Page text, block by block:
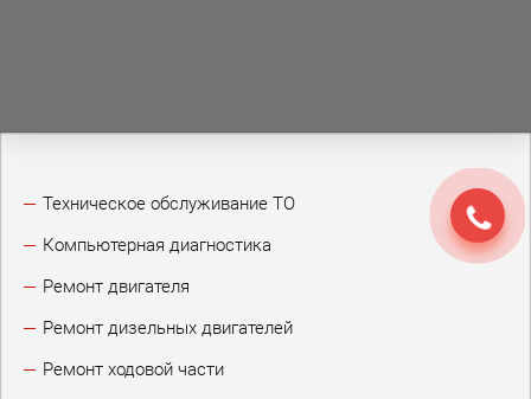
Техническое обслуживание ТО
Компьютерная диагностика
Ремонт двигателя
Ремонт дизельных двигателей
Ремонт ходовой части